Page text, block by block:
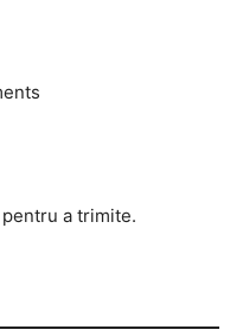
a trimite.